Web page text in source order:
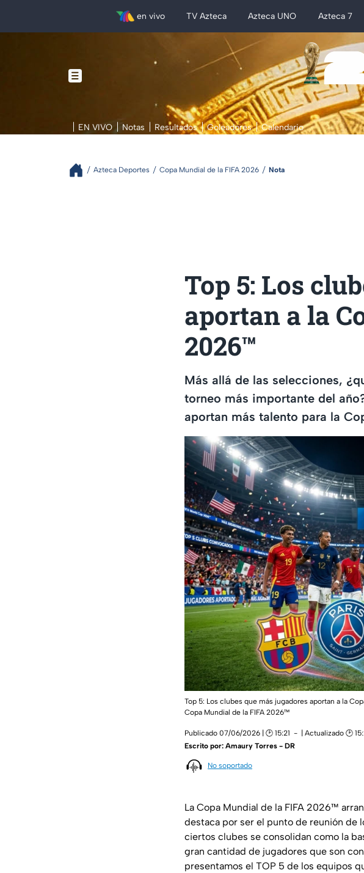
en vivo TV Azteca Azteca UNO Azteca 7
EN VIVO Notas Resultados Goleadores Calendario
Azteca Deportes Copa Mundial de la FIFA 2026 Nota
Top 5: Los
aportan a la
2026™
Más allá de las selecciones,
torneo más importante del
aportan más talento para la
Top 5: Los clubes que más jugadores aportan a la
Copa Mundial de la FIFA 2026™
Publicado 07/06/2026 | 🕑 15:21 | Actualizado 🕑
Escrito por: Amaury Torres - DR
No soportado
La Copa Mundial de la FIFA 2026™
destaca por ser el punto de reunión de
ciertos clubes se consolidan como la
gran cantidad de jugadores que son
presentamos el TOP 5 de los equipos